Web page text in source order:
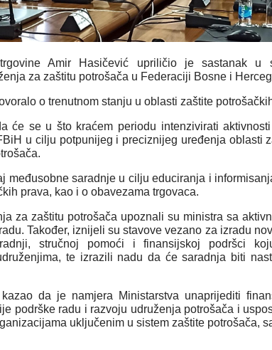
Amir Hasičević upriličio je sastanak u
za zaštitu potrošača u Federaciji Bosne i
o trenutnom stanju u oblasti zaštite
će se u što kraćem periodu intenzivirati
u cilju potpunijeg i preciznijeg uređenja oblasti
međusobne saradnje u cilju educiranja i
prava, kao i o obavezama trgovaca.
za zaštitu potrošača upoznali su ministra sa
Također, iznijeli su stavove vezano za izradu
stručnoj pomoći i finansijskoj podršci
te izrazili nadu da će saradnja biti
da je namjera Ministarstva unaprijediti
podrške radu i razvoju udruženja potrošača i
uključenim u sistem zaštite potrošača,